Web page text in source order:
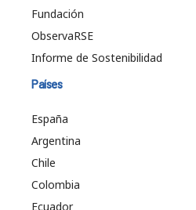
Fundación
ObservaRSE
Informe de Sostenibilidad
Países
España
Argentina
Chile
Colombia
Ecuador